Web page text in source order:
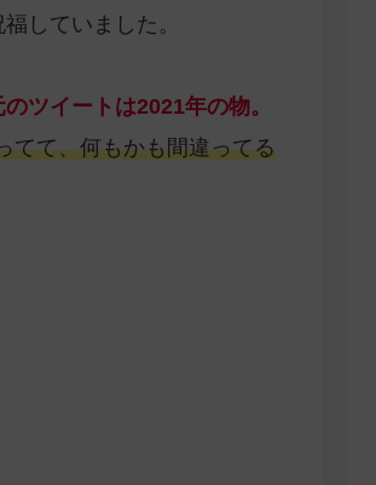
していました。
ツイートは2021年の物。
てて、何もかも間違ってる